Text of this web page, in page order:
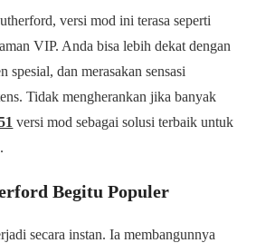
versi mod ini terasa seperti
VIP. Anda bisa lebih dekat dengan
spesial, dan merasakan sensasi
Tidak mengherankan jika banyak
versi mod sebagai solusi terbaik untuk
Begitu Populer
secara instan. Ia membangunnya